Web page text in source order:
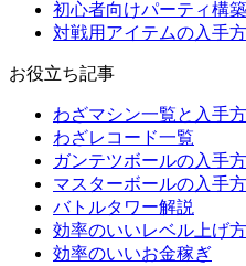
初心者向けパーティ構
対戦用アイテムの入手
お役立ち記事
わざマシン一覧と入手
わざレコード一覧
ガンテツボールの入手
マスターボールの入手
バトルタワー解説
効率のいいレベル上げ
効率のいいお金稼ぎ